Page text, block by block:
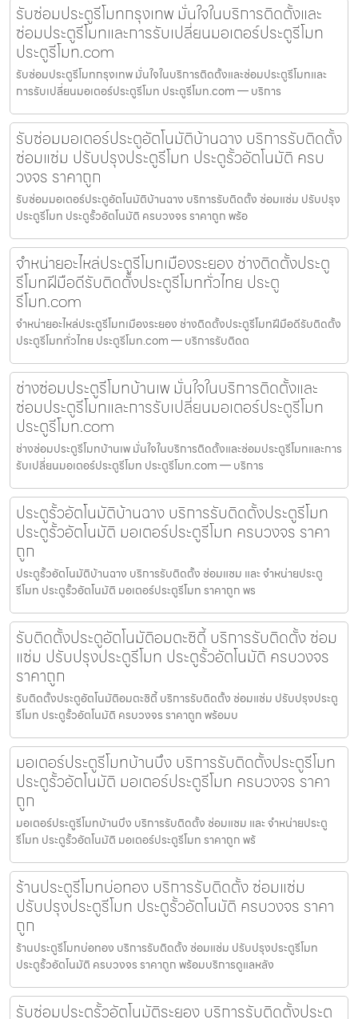
รับซ่อมประตูรีโมทกรุงเทพ มั่นใจในบริการติดตั้งและ
ซ่อมประตูรีโมทและการรับเปลี่ยนมอเตอร์ประตูรีโมท
ประตูรีโมท.com
รับซ่อมประตูรีโมทกรุงเทพ มั่นใจในบริการติดตั้งและซ่อมประตูรีโมทและ
การรับเปลี่ยนมอเตอร์ประตูรีโมท ประตูรีโมท.com — บริการ
รับซ่อมมอเตอร์ประตูอัตโนมัติบ้านฉาง บริการรับติดตั้ง
ซ่อมแซ่ม ปรับปรุงประตูรีโมท ประตูรั้วอัตโนมัติ ครบ
วงจร ราคาถูก
รับซ่อมมอเตอร์ประตูอัตโนมัติบ้านฉาง บริการรับติดตั้ง ซ่อมแซ่ม ปรับปรุง
ประตูรีโมท ประตูรั้วอัตโนมัติ ครบวงจร ราคาถูก พร้อ
จำหน่ายอะไหล่ประตูรีโมทเมืองระยอง ช่างติดตั้งประตู
รีโมทฝีมือดีรับติดตั้งประตูรีโมททั่วไทย ประตู
รีโมท.com
จำหน่ายอะไหล่ประตูรีโมทเมืองระยอง ช่างติดตั้งประตูรีโมทฝีมือดีรับติดตั้ง
ประตูรีโมททั่วไทย ประตูรีโมท.com — บริการรับติดต
ช่างซ่อมประตูรีโมทบ้านเพ มั่นใจในบริการติดตั้งและ
ซ่อมประตูรีโมทและการรับเปลี่ยนมอเตอร์ประตูรีโมท
ประตูรีโมท.com
ช่างซ่อมประตูรีโมทบ้านเพ มั่นใจในบริการติดตั้งและซ่อมประตูรีโมทและการ
รับเปลี่ยนมอเตอร์ประตูรีโมท ประตูรีโมท.com — บริการ
ประตูรั้วอัตโนมัติบ้านฉาง บริการรับติดตั้งประตูรีโมท
ประตูรั้วอัตโนมัติ มอเตอร์ประตูรีโมท ครบวงจร ราคา
ถูก
ประตูรั้วอัตโนมัติบ้านฉาง บริการรับติดตั้ง ซ่อมแซม และ จำหน่ายประตู
รีโมท ประตูรั้วอัตโนมัติ มอเตอร์ประตูรีโมท ราคาถูก พร
รับติดตั้งประตูอัตโนมัติอมตะซิตี้ บริการรับติดตั้ง ซ่อม
แซ่ม ปรับปรุงประตูรีโมท ประตูรั้วอัตโนมัติ ครบวงจร
ราคาถูก
รับติดตั้งประตูอัตโนมัติอมตะซิตี้ บริการรับติดตั้ง ซ่อมแซ่ม ปรับปรุงประตู
รีโมท ประตูรั้วอัตโนมัติ ครบวงจร ราคาถูก พร้อมบ
มอเตอร์ประตูรีโมทบ้านบึง บริการรับติดตั้งประตูรีโมท
ประตูรั้วอัตโนมัติ มอเตอร์ประตูรีโมท ครบวงจร ราคา
ถูก
มอเตอร์ประตูรีโมทบ้านบึง บริการรับติดตั้ง ซ่อมแซม และ จำหน่ายประตู
รีโมท ประตูรั้วอัตโนมัติ มอเตอร์ประตูรีโมท ราคาถูก พร้
ร้านประตูรีโมทบ่อทอง บริการรับติดตั้ง ซ่อมแซ่ม
ปรับปรุงประตูรีโมท ประตูรั้วอัตโนมัติ ครบวงจร ราคา
ถูก
ร้านประตูรีโมทบ่อทอง บริการรับติดตั้ง ซ่อมแซ่ม ปรับปรุงประตูรีโมท
ประตูรั้วอัตโนมัติ ครบวงจร ราคาถูก พร้อมบริการดูแลหลัง
รับซ่อมประตูรั้วอัตโนมัติระยอง บริการรับติดตั้งประตู